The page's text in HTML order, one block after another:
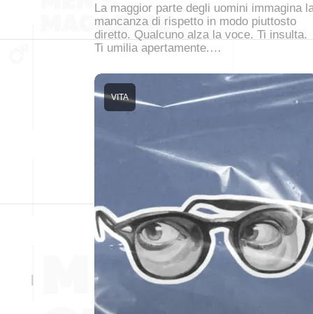
La maggior parte degli uomini immagina
mancanza di rispetto in modo piuttosto
diretto. Qualcuno alza la voce. Ti insulta.
Ti umilia apertamente.…
VITA